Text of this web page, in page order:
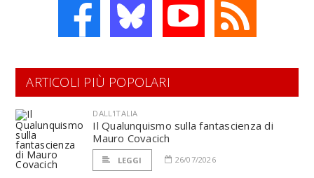
ARTICOLI PIÙ POPOLARI
DALL'ITALIA
Il Qualunquismo sulla fantascienza di
Mauro Covacich
LEGGI 26/07/2026